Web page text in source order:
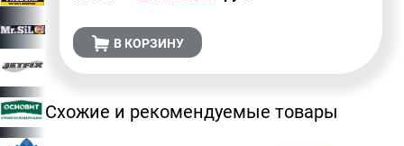
В КОРЗИНУ
Схожие и рекомендуемые товары